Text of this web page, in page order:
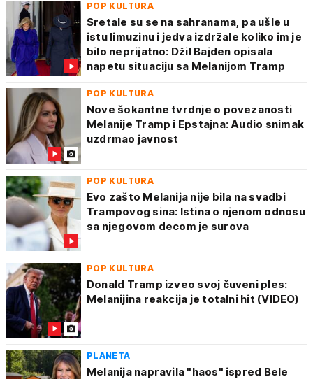
POP KULTURA
Sretale su se na sahranama, pa ušle u
istu limuzinu i jedva izdržale koliko im je
bilo neprijatno: Džil Bajden opisala
napetu situaciju sa Melanijom Tramp
POP KULTURA
Nove šokantne tvrdnje o povezanosti
Melanije Tramp i Epstajna: Audio snimak
uzdrmao javnost
POP KULTURA
Evo zašto Melanija nije bila na svadbi
Trampovog sina: Istina o njenom odnosu
sa njegovom decom je surova
POP KULTURA
Donald Tramp izveo svoj čuveni ples:
Melanijina reakcija je totalni hit (VIDEO)
PLANETA
Melanija napravila "haos" ispred Bele